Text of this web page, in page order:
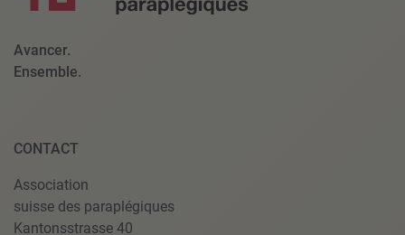
Avancer.
Ensemble.
CONTACT
Association
suisse des paraplégiques
Kantonsstrasse 40